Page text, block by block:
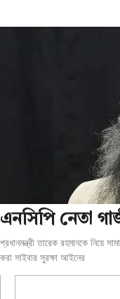
এনসিপি নেতা
প্রধানমন্ত্রী তারেক রহমানকে নিয়ে
করা সাইবার সুরক্ষা আইনের